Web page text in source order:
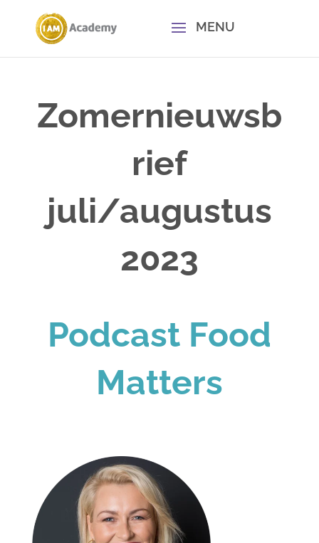
Zomernieuwsb
rief
juli/augustus
2023
Podcast Food
Matters